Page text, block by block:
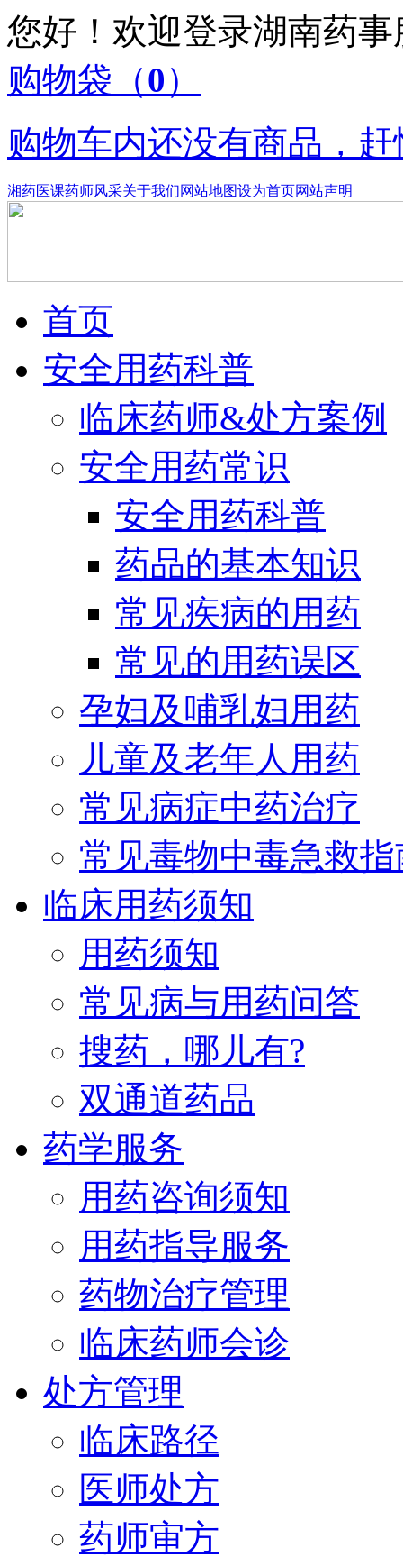
您好！欢迎登录湖南药
购物袋 （0）
购物车内还没有商品，
湘药医课药师风采关于我们网站地图设为首页网站声明
首页
安全用药科普
临床药师&处方案例
安全用药常识
安全用药科普
药品的基本知识
常见疾病的用药
常见的用药误区
孕妇及哺乳妇用药
儿童及老年人用药
常见病症中药治疗
常见毒物中毒急救指
临床用药须知
用药须知
常见病与用药问答
搜药，哪儿有?
双通道药品
药学服务
用药咨询须知
用药指导服务
药物治疗管理
临床药师会诊
处方管理
临床路径
医师处方
药师审方